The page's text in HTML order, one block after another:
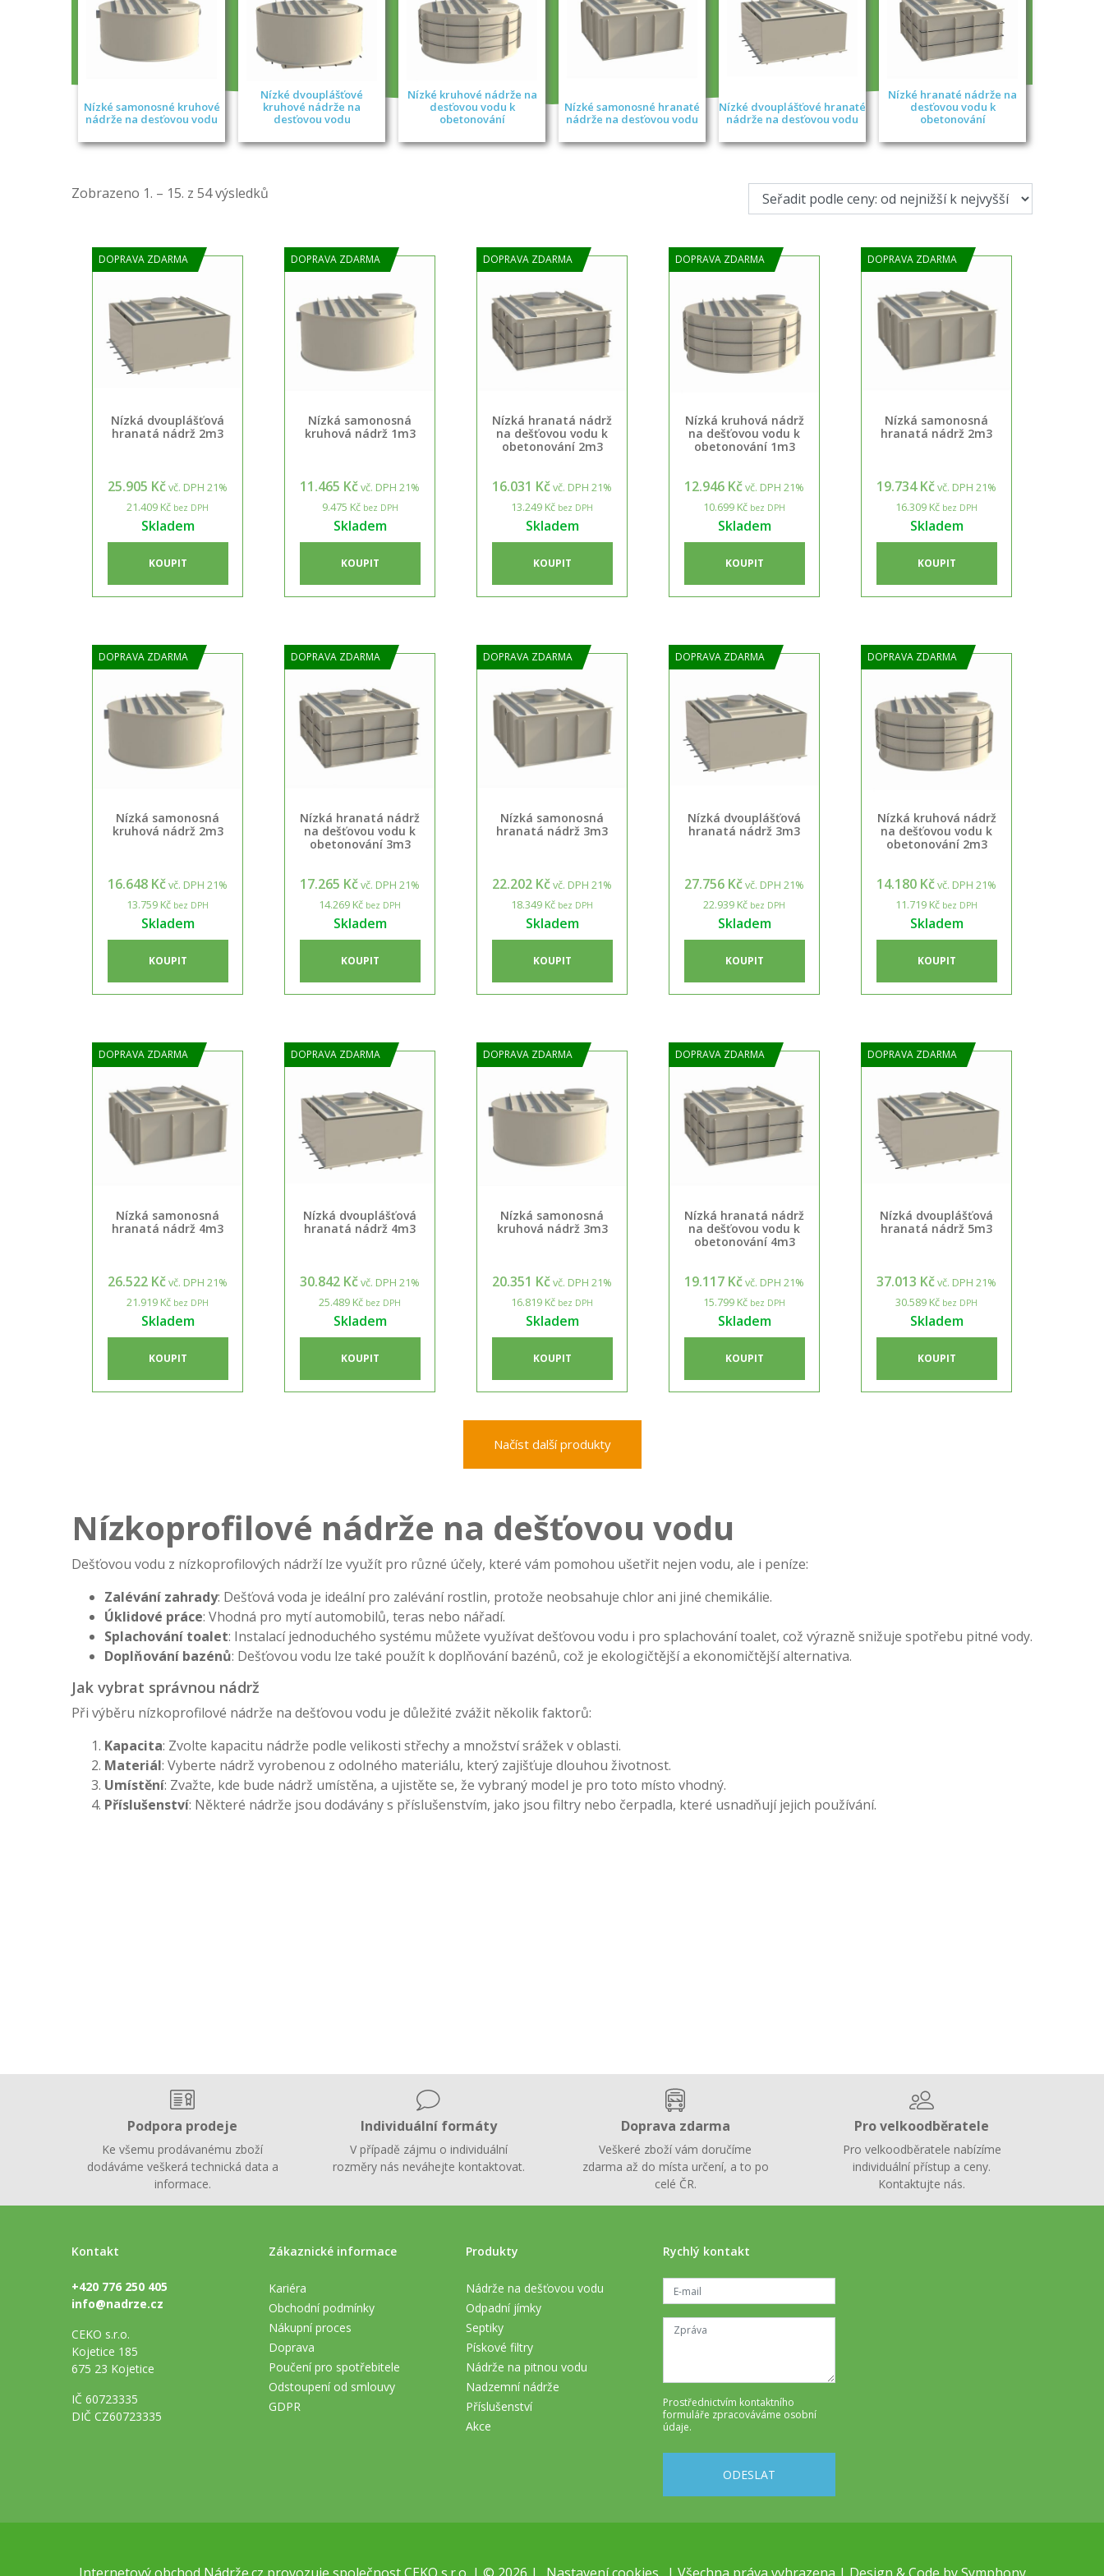
Nízké samonosné kruhové
nádrže na desťovou vodu
Nízké dvouplášťové
kruhové nádrže na
desťovou vodu
Nízké kruhové nádrže na
desťovou vodu k
obetonování
Nízké samonosné hranaté
nádrže na desťovou vodu
Nízké dvouplášťové hranaté
nádrže na desťovou vodu
Nízké hranaté nádrže na
desťovou vodu k
obetonování
Zobrazeno 1. – 15. z 54 výsledků
nejnižší
DOPRAVA ZDARMA
Nízká dvouplášťová
hranatá nádrž 2m3
25.905 Kčvč. DPH 21%
21.409 Kč bez DPH
Skladem
KOUPIT
DOPRAVA ZDARMA
Nízká samonosná
kruhová nádrž 1m3
11.465 Kčvč. DPH 21%
9.475 Kčbez DPH
Skladem
KOUPIT
DOPRAVA ZDARMA
Nízká hranatá nádrž
na dešťovou vodu k
obetonování 2m3
16.031 Kčvč. DPH 21%
13.249 Kč bez DPH
Skladem
KOUPIT
DOPRAVA ZDARMA
Nízká kruhová nádrž
na dešťovou vodu k
obetonování 1m3
12.946 Kčvč. DPH 21%
10.699 Kč bez DPH
Skladem
KOUPIT
DOPRAVA ZDARMA
Nízká samonosná
hranatá nádrž 2m3
19.734 Kčvč. DPH 21%
16.309 Kč bez DPH
Skladem
KOUPIT
DOPRAVA ZDARMA
Nízká samonosná
kruhová nádrž 2m3
16.648 Kčvč. DPH 21%
13.759 Kč bez DPH
Skladem
KOUPIT
DOPRAVA ZDARMA
Nízká hranatá nádrž
na dešťovou vodu k
obetonování 3m3
17.265 Kčvč. DPH 21%
14.269 Kč bez DPH
Skladem
KOUPIT
DOPRAVA ZDARMA
Nízká samonosná
hranatá nádrž 3m3
22.202 Kčvč. DPH 21%
18.349 Kč bez DPH
Skladem
KOUPIT
DOPRAVA ZDARMA
Nízká dvouplášťová
hranatá nádrž 3m3
27.756 Kčvč. DPH 21%
22.939 Kč bez DPH
Skladem
KOUPIT
DOPRAVA ZDARMA
Nízká kruhová nádrž
na dešťovou vodu k
obetonování 2m3
14.180 Kčvč. DPH 21%
11.719 Kč bez DPH
Skladem
KOUPIT
DOPRAVA ZDARMA
Nízká samonosná
hranatá nádrž 4m3
26.522 Kčvč. DPH 21%
21.919 Kč bez DPH
Skladem
KOUPIT
DOPRAVA ZDARMA
Nízká dvouplášťová
hranatá nádrž 4m3
30.842 Kčvč. DPH 21%
25.489 Kč bez DPH
Skladem
KOUPIT
DOPRAVA ZDARMA
Nízká samonosná
kruhová nádrž 3m3
20.351 Kčvč. DPH 21%
16.819 Kč bez DPH
Skladem
KOUPIT
DOPRAVA ZDARMA
Nízká hranatá nádrž
na dešťovou vodu k
obetonování 4m3
19.117 Kčvč. DPH 21%
15.799 Kč bez DPH
Skladem
KOUPIT
DOPRAVA ZDARMA
Nízká dvouplášťová
hranatá nádrž 5m3
37.013 Kčvč. DPH 21%
30.589 Kč bez DPH
Skladem
KOUPIT
Načíst další produkty
Nízkoprofilové nádrže na dešťovou vodu
Dešťovou vodu z nízkoprofilových nádrží lze využít pro různé účely, které vám pomohou ušetřit nejen vodu, ale i peníze:
Zalévání zahrady: Dešťová voda je ideální pro zalévání rostlin, protože neobsahuje chlor ani jiné chemikálie.
Úklidové práce: Vhodná pro mytí automobilů, teras nebo nářadí.
Splachování toalet: Instalací jednoduchého systému můžete využívat dešťovou vodu i pro splachování toalet, což výrazně snižuje spotřebu pitné vody.
Doplňování bazénů: Dešťovou vodu lze také použít k doplňování bazénů, což je ekologičtější a ekonomičtější alternativa.
Jak vybrat správnou nádrž
Při výběru nízkoprofilové nádrže na dešťovou vodu je důležité zvážit několik faktorů:
Kapacita: Zvolte kapacitu nádrže podle velikosti střechy a množství srážek v oblasti.
Materiál: Vyberte nádrž vyrobenou z odolného materiálu, který zajišťuje dlouhou životnost.
Umístění: Zvažte, kde bude nádrž umístěna, a ujistěte se, že vybraný model je pro toto místo vhodný.
Příslušenství: Některé nádrže jsou dodávány s příslušenstvím, jako jsou filtry nebo čerpadla, které usnadňují jejich používání.
Podpora prodeje
Ke všemu prodávanému zboží
dodáváme veškerá technická data a
informace.
Individuální formáty
V případě zájmu o individuální
rozměry nás neváhejte kontaktovat.
Doprava zdarma
Veškeré zboží vám doručíme
zdarma až do místa určení, a to po
celé ČR.
Pro velkoodběratele
Pro velkoodběratele nabízíme
individuální přístup a ceny.
Kontaktujte nás.
Kontakt
+420 776 250 405
info@nadrze.cz
CEKO s.r.o.
Kojetice 185
675 23 Kojetice
IČ 60723335
DIČ CZ60723335
Zákaznické informace
Kariéra
Obchodní podmínky
Nákupní proces
Doprava
Poučení pro spotřebitele
Odstoupení od smlouvy
GDPR
Produkty
Nádrže na dešťovou vodu
Odpadní jímky
Septiky
Pískové filtry
Nádrže na pitnou vodu
Nadzemní nádrže
Příslušenství
Akce
Rychlý kontakt
Prostřednictvím kontaktního
formuláře zpracováváme osobní
údaje.
ODESLAT